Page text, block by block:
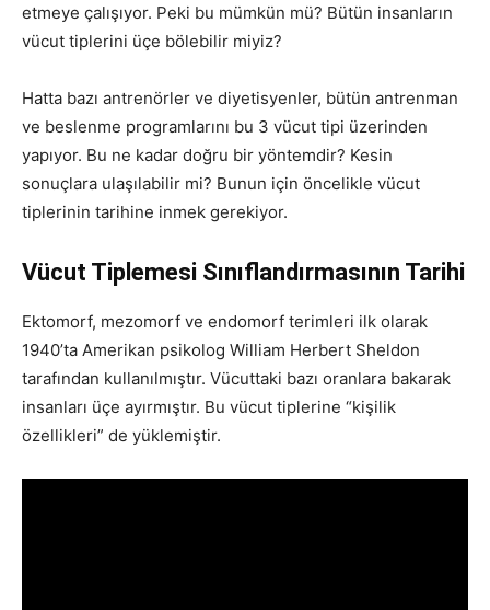
etmeye çalışıyor. Peki bu mümkün mü? Bütün insanların
vücut tiplerini üçe bölebilir miyiz?
Hatta bazı antrenörler ve diyetisyenler, bütün antrenman
ve beslenme programlarını bu 3 vücut tipi üzerinden
yapıyor. Bu ne kadar doğru bir yöntemdir? Kesin
sonuçlara ulaşılabilir mi? Bunun için öncelikle vücut
tiplerinin tarihine inmek gerekiyor.
Vücut Tiplemesi Sınıflandırmasının Tarihi
Ektomorf, mezomorf ve endomorf terimleri ilk olarak
1940’ta Amerikan psikolog William Herbert Sheldon
tarafından kullanılmıştır. Vücuttaki bazı oranlara bakarak
insanları üçe ayırmıştır. Bu vücut tiplerine “kişilik
özellikleri” de yüklemiştir.